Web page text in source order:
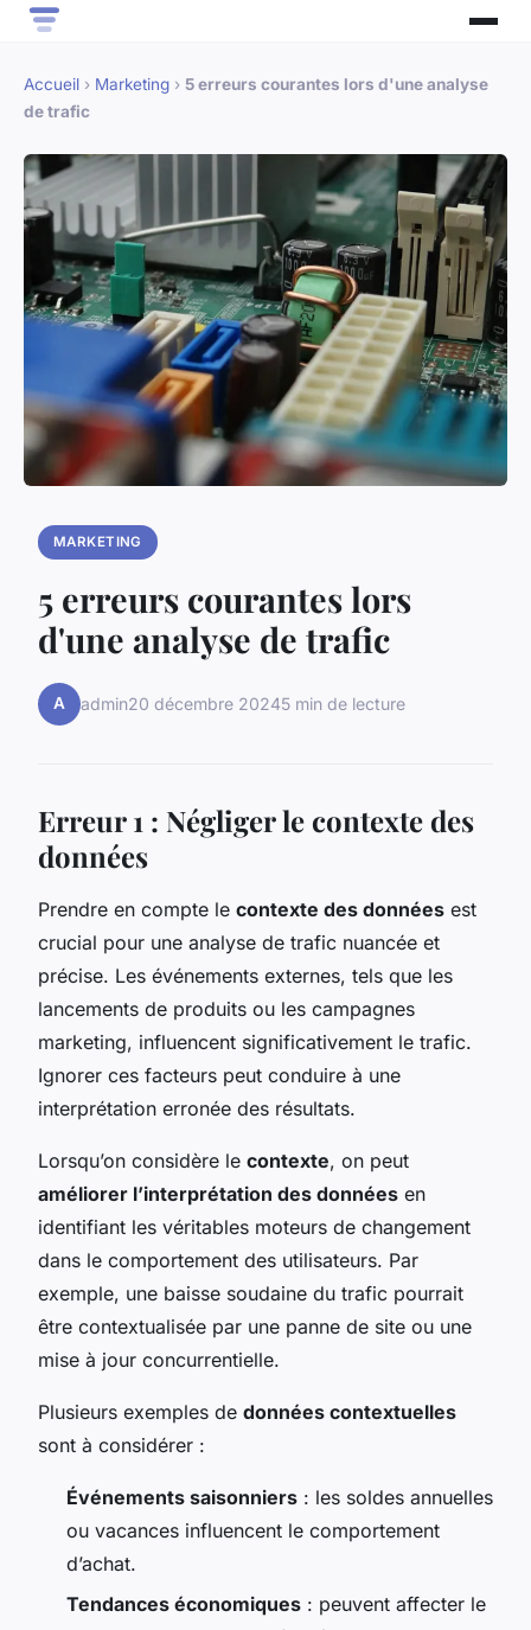
Accueil › Marketing › 5 erreurs courantes lors d'une analyse
de trafic
MARKETING
5 erreurs courantes lors
d'une analyse de trafic
A admin20 décembre 20245 min de lecture
Erreur 1 : Négliger le contexte des
données
Prendre en compte le contexte des données est
crucial pour une analyse de trafic nuancée et
précise. Les événements externes, tels que les
lancements de produits ou les campagnes
marketing, influencent significativement le trafic.
Ignorer ces facteurs peut conduire à une
interprétation erronée des résultats.
Lorsqu’on considère le contexte, on peut
améliorer l’interprétation des données en
identifiant les véritables moteurs de changement
dans le comportement des utilisateurs. Par
exemple, une baisse soudaine du trafic pourrait
être contextualisée par une panne de site ou une
mise à jour concurrentielle.
Plusieurs exemples de données contextuelles
sont à considérer :
Événements saisonniers : les soldes annuelles
ou vacances influencent le comportement
d’achat.
Tendances économiques : peuvent affecter le